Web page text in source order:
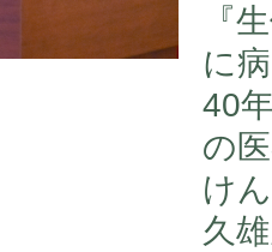
『
に
40
の
け
久